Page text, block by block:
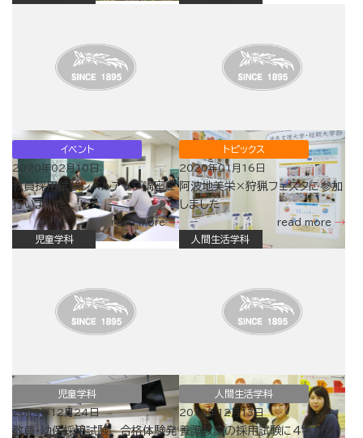
イベント
2020年02月10日
教員採用試験レベルアップ講座を
行いました
read more
トピックス
2020年01月16日
阿波地美栄×狩猟フェスタに参加
しました
read more
児童学科
児童学科
2019年12月24日
教員・幼保採用試験 合格体験発
人間生活学科
人間生活学科
2019年12月13日
養護教諭の採用試験に4名が現